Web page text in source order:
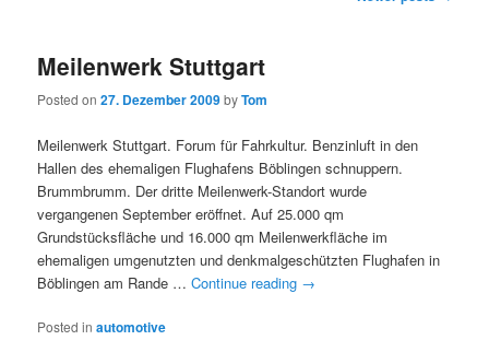
Meilenwerk Stuttgart
Posted on27. Dezember 2009byTom
Meilenwerk Stuttgart. Forum für Fahrkultur. Benzinluft in den
Hallen des ehemaligen Flughafens Böblingen schnuppern.
Brummbrumm. Der dritte Meilenwerk-Standort wurde
vergangenen September eröffnet. Auf 25.000 qm
Grundstücksfläche und 16.000 qm Meilenwerkfläche im
ehemaligen umgenutzten und denkmalgeschützten Flughafen in
Böblingen am Rande …Continue reading →
Posted in automotive